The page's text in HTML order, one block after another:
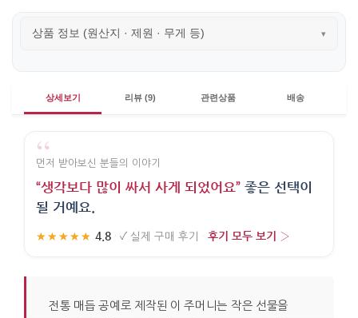
상품 정보 (원산지 · 제원 · 무게 등) ▾
상세보기 리뷰 (9) 관련상품 배송
“
먼저 받아보신 분들의 이야기
“생각보다 많이 싸서 사게 되었어요” 좋은 선택이
될 거예요.
★★★★★ 4.8 · ✓ 실제 구매 후기 · 후기 모두 보기 ›
전통 매듭 공예로 제작된 이 주머니는 작은 선물을